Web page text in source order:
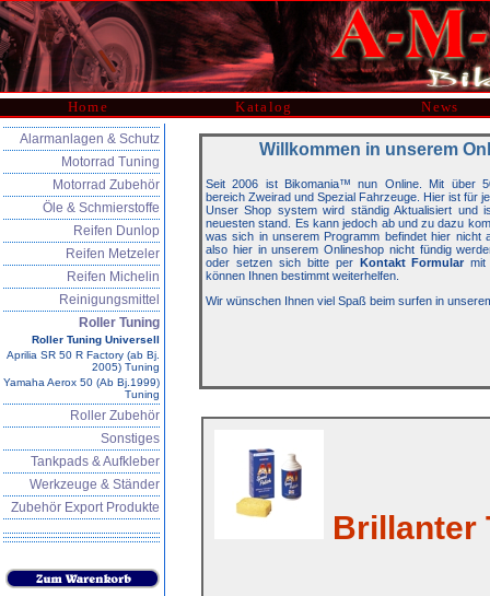
Home Katalog News
Alarmanlagen & Schutz
Motorrad Tuning
Motorrad Zubehör
Öle & Schmierstoffe
Reifen Dunlop
Reifen Metzeler
Reifen Michelin
Reinigungsmittel
Roller Tuning
Roller Tuning Universell
Aprilia SR 50 R Factory (ab Bj.
2005) Tuning
Yamaha Aerox 50 (Ab Bj.1999)
Tuning
Roller Zubehör
Sonstiges
Tankpads & Aufkleber
Werkzeuge & Ständer
Zubehör Export Produkte
Willkommen in unserem
Seit 2006 ist Bikomania™ nun Online. Mit über
bereich Zweirad und Spezial Fahrzeuge. Hier ist für
Unser Shop system wird ständig Aktualisiert und
neuesten stand. Es kann jedoch ab und zu dazu
was sich in unserem Programm befindet hier nicht
also hier in unserem Onlineshop nicht fündig
oder setzen sich bitte per Kontakt Formularmit
können Ihnen bestimmt weiterhelfen.
Wir wünschen Ihnen viel Spaß beim surfen in
Brillanter